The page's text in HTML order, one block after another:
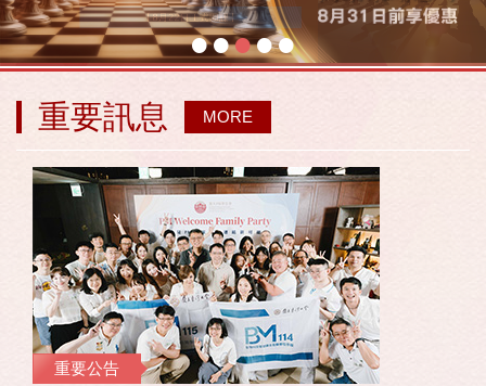
•••••
重要訊息 MORE
重要公告